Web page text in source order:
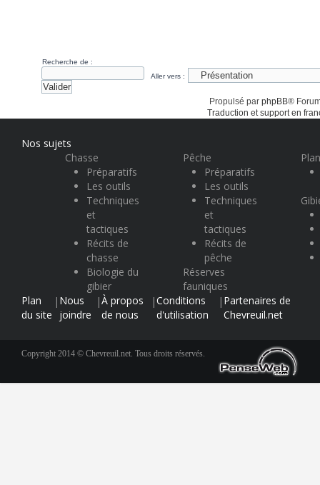
Recherche de :
Aller vers :
Propulsé par phpBB®
Traduction et support en
Nos sujets
Chasse
Préparatifs
Les outils
Techniques
et
tactiques
Récits de
chasse
Biologie du
gibier
Pêche
Préparatifs
Les outils
Techniques
et
tactiques
Récits de
pêche
Réserves
fauniques
Plan
du site
| Nous
joindre
|À propos
de nous
|Conditions
d'utilisation
| Partenaires de
Chevreuil.net
Copyright 2014 © Chevreuil.net. Tous droits réservés.